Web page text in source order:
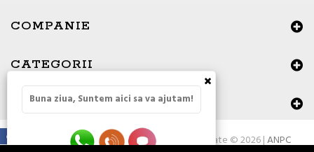
COMPANIE
CATEGORII
DATE DE CONTACT
Toate drepturile rezervate © 2026 |ANPC
×
Buna ziua, Suntem aici sa va ajutam!